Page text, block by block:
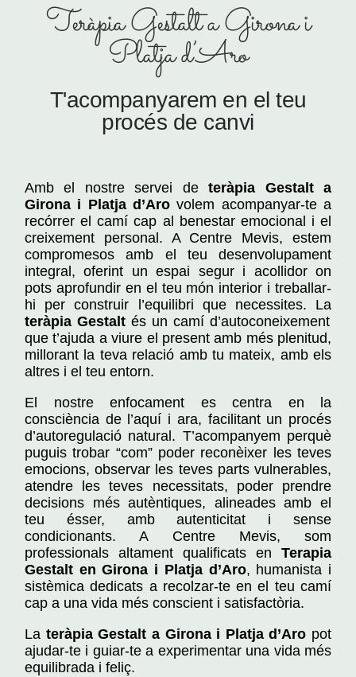
Teràpia Gestalt a Girona i
Platja d’Aro
T'acompanyarem en el teu
procés de canvi
Amb el nostre servei deteràpia Gestalt a
Girona i Platja d’Aro volem acompanyar-te a
recórrer el camí cap al benestar emocional i el
creixement personal. A Centre Mevis, estem
compromesos amb el teu desenvolupament
integral, oferint un espai segur i acollidor on
pots aprofundir en el teu món interior i treballar-
hi per construir l’equilibri que necessites. La
teràpia Gestalt és un camí d’autoconeixement
que t’ajuda a viure el present amb més plenitud,
millorant la teva relació amb tu mateix, amb els
altres i el teu entorn.
El nostre enfocament es centra en la
consciència de l’aquí i ara, facilitant un procés
d’autoregulació natural. T’acompanyem perquè
puguis trobar “com” poder reconèixer les teves
emocions, observar les teves parts vulnerables,
atendre les teves necessitats, poder prendre
decisions més autèntiques, alineades amb el
teu ésser, amb autenticitat i sense
condicionants. A Centre Mevis, som
professionals altament qualificats en Terapia
Gestalt en Girona i Platja d’Aro, humanista i
sistèmica dedicats a recolzar-te en el teu camí
cap a una vida més conscient i satisfactòria.
La teràpia Gestalt a Girona i Platja d’Aro pot
ajudar-te i guiar-te a experimentar una vida més
equilibrada i feliç.